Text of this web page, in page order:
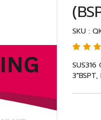
SKU :
3"BSPT,